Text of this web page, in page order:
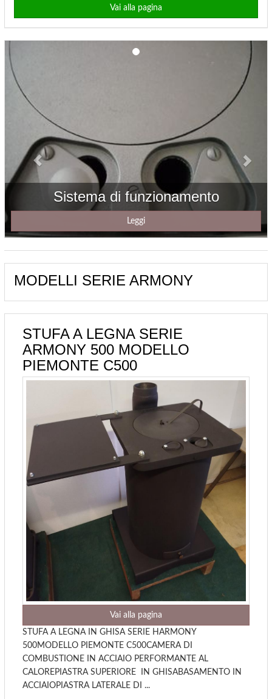
Vai alla pagina
Sistema di funzionamento
Leggi
MODELLI SERIE ARMONY
STUFA A LEGNA SERIE
ARMONY 500 MODELLO
PIEMONTE C500
Vai alla pagina
STUFA A LEGNA IN GHISA SERIE HARMONY
500MODELLO PIEMONTE C500CAMERA DI
COMBUSTIONE IN ACCIAIO PERFORMANTE AL
CALOREPIASTRA SUPERIORE IN GHISABASAMENTO IN
ACCIAIOPIASTRA LATERALE DI ...